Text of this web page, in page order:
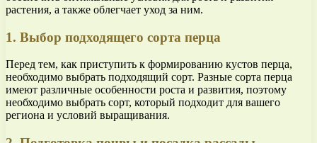
растения, а также облегчает уход за ним.
1. Выбор подходящего сорта перца
Перед тем, как приступить к формированию кустов перца,
необходимо выбрать подходящий сорт. Разные сорта перца
имеют различные особенности роста и развития, поэтому
необходимо выбрать сорт, который подходит для вашего
региона и условий выращивания.